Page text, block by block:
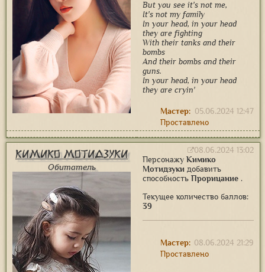
But you see it's not me,
It's not my family
In your head, in your head
they are fighting
With their tanks and their
bombs
And their bombs and their
guns.
In your head, in your head
they are cryin'
05.06.2024 12:47
Мастер:
Проставлено
Кимико Мотидзуки
Обитатель
08.06.2024 13:02
Персонажу Кимико
Мотидзуки добавить
способность Прорицание .
Текущее количество баллов:
39
08.06.2024 21:29
Мастер:
Проставлено